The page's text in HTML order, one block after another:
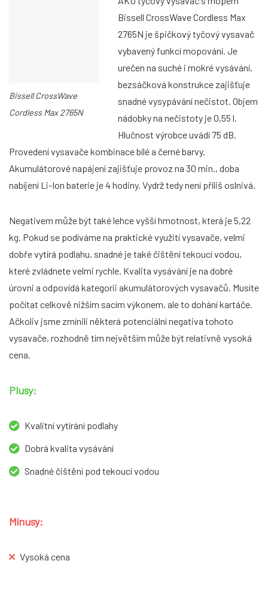
Bissell CrossWave
Cordless Max 2765N
Bissell CrossWave Cordless Max
2765N je špičkový tyčový vysavač
vybavený funkcí mopování. Je
urečen na suché i mokré vysávání,
bezsáčková konstrukce zajišťuje
snadné vysypávání nečistot. Objem
nádobky na nečistoty je 0,55 l.
Hlučnost výrobce uvádí 75 dB.
Provedení vysavače kombinace bílé a černé barvy.
Akumulátorové napájení zajišťuje provoz na 30 min., doba
nabíjení Li-Ion baterie je 4 hodiny. Vydrž tedy není příliš oslnivá.
Negativem může být také lehce vyšší hmotnost, která je 5,22
kg. Pokud se podíváme na praktické využití vysavače, velmi
dobře vytírá podlahu, snadné je také čištění tekoucí vodou,
které zvládnete velmi rychle. Kvalita vysávání je na dobré
úrovni a odpovídá kategorii akumulátorových vysavačů. Musíte
počítat celkově nižším sacím výkonem, ale to dohání kartáče.
Ačkoliv jsme zmínili některá potenciální negativa tohoto
vysavače, rozhodně tím největším může být relativně vysoká
cena.
Plusy:
Kvalitní vytírání podlahy
Dobrá kvalita vysávání
Snadné čištění pod tekoucí vodou
Mínusy:
Vysoká cena